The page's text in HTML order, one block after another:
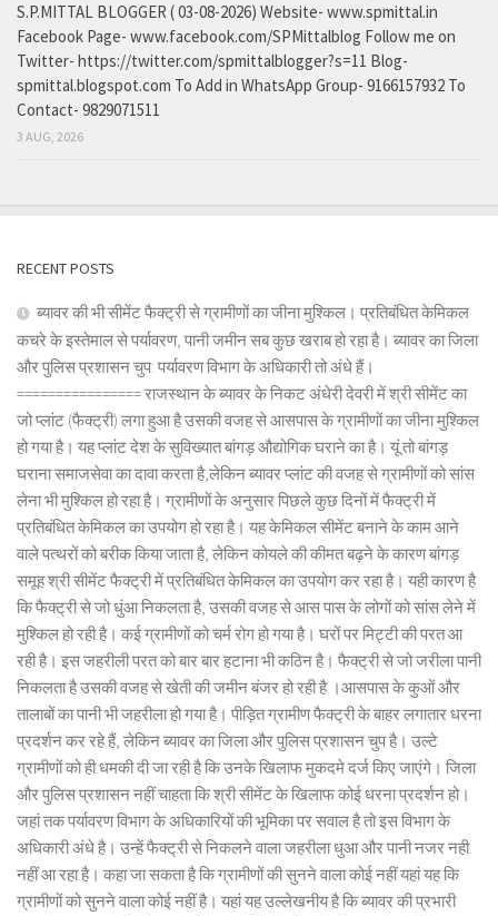
S.P.MITTAL BLOGGER ( 03-08-2026) Website- www.spmittal.in
Facebook Page- www.facebook.com/SPMittalblog Follow me on
Twitter- https://twitter.com/spmittalblogger?s=11 Blog-
spmittal.blogspot.com To Add in WhatsApp Group- 9166157932 To
Contact- 9829071511
3 AUG, 2026
RECENT POSTS
ब्यावर की भी सीमेंट फैक्ट्री से ग्रामीणों का जीना मुश्किल। प्रतिबंधित केमिकल
कचरे के इस्तेमाल से पर्यावरण, पानी जमीन सब कुछ खराब हो रहा है। ब्यावर का जिला
और पुलिस प्रशासन चुप: पर्यावरण विभाग के अधिकारी तो अंधे हैं।
================ राजस्थान के ब्यावर के निकट अंधेरी देवरी में श्री सीमेंट का
जो प्लांट (फैक्ट्री) लगा हुआ है उसकी वजह से आसपास के ग्रामीणों का जीना मुश्किल
हो गया है। यह प्लांट देश के सुविख्यात बांगड़ औद्योगिक घराने का है। यूं तो बांगड़
घराना समाजसेवा का दावा करता है,लेकिन ब्यावर प्लांट की वजह से ग्रामीणों को सांस
लेना भी मुश्किल हो रहा है। ग्रामीणों के अनुसार पिछले कुछ दिनों में फैक्ट्री में
प्रतिबंधित केमिकल का उपयोग हो रहा है। यह केमिकल सीमेंट बनाने के काम आने
वाले पत्थरों को बरीक किया जाता है, लेकिन कोयले की कीमत बढ़ने के कारण बांगड़
समूह श्री सीमेंट फैक्ट्री में प्रतिबंधित केमिकल का उपयोग कर रहा है। यही कारण है
कि फैक्ट्री से जो धुंआ निकलता है, उसकी वजह से आस पास के लोगों को सांस लेने में
मुश्किल हो रही है। कई ग्रामीणों को चर्म रोग हो गया है। घरों पर मिट्टी की परत आ
रही है। इस जहरीली परत को बार बार हटाना भी कठिन है। फैक्ट्री से जो जरीला पानी
निकलता है उसकी वजह से खेती की जमीन बंजर हो रही है ।आसपास के कुओं और
तालाबों का पानी भी जहरीला हो गया है। पीड़ित ग्रामीण फैक्ट्री के बाहर लगातार धरना
प्रदर्शन कर रहे हैं, लेकिन ब्यावर का जिला और पुलिस प्रशासन चुप है। उल्टे
ग्रामीणों को ही धमकी दी जा रही है कि उनके खिलाफ मुकदमे दर्ज किए जाएंगे। जिला
और पुलिस प्रशासन नहीं चाहता कि श्री सीमेंट के खिलाफ कोई धरना प्रदर्शन हो।
जहां तक पर्यावरण विभाग के अधिकारियों की भूमिका पर सवाल है तो इस विभाग के
अधिकारी अंधे है। उन्हें फैक्ट्री से निकलने वाला जहरीला धुआ और पानी नजर नही
नहीं आ रहा है। कहा जा सकता है कि ग्रामीणों की सुनने वाला कोई नहीं यहां यह कि
ग्रामीणों को सुनने वाला कोई नहीं है। यहां यह उल्लेखनीय है कि ब्यावर की प्रभारी